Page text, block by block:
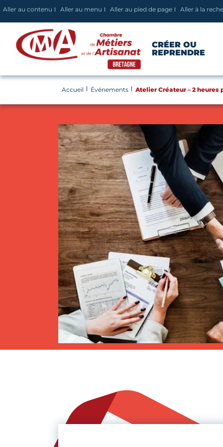
Panneau de gestion des cookies
Aller au contenu Aller au menu Aller au pied de page Aller à la
CRÉER OU
REPRENDRE
Accueil Événements Atelier Créateur – 2 heures